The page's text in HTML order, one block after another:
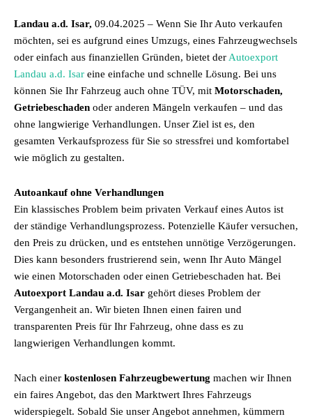
Landau a.d. Isar, 09.04.2025 – Wenn Sie Ihr Auto verkaufen
möchten, sei es aufgrund eines Umzugs, eines Fahrzeugwechsels
oder einfach aus finanziellen Gründen, bietet der Autoexport
Landau a.d. Isar eine einfache und schnelle Lösung. Bei uns
können Sie Ihr Fahrzeug auch ohne TÜV, mit Motorschaden,
Getriebeschaden oder anderen Mängeln verkaufen – und das
ohne langwierige Verhandlungen. Unser Ziel ist es, den
gesamten Verkaufsprozess für Sie so stressfrei und komfortabel
wie möglich zu gestalten.
Autoankauf ohne Verhandlungen
Ein klassisches Problem beim privaten Verkauf eines Autos ist
der ständige Verhandlungsprozess. Potenzielle Käufer versuchen,
den Preis zu drücken, und es entstehen unnötige Verzögerungen.
Dies kann besonders frustrierend sein, wenn Ihr Auto Mängel
wie einen Motorschaden oder einen Getriebeschaden hat. Bei
Autoexport Landau a.d. Isar gehört dieses Problem der
Vergangenheit an. Wir bieten Ihnen einen fairen und
transparenten Preis für Ihr Fahrzeug, ohne dass es zu
langwierigen Verhandlungen kommt.
Nach einer kostenlosen Fahrzeugbewertung machen wir Ihnen
ein faires Angebot, das den Marktwert Ihres Fahrzeugs
widerspiegelt. Sobald Sie unser Angebot annehmen, kümmern